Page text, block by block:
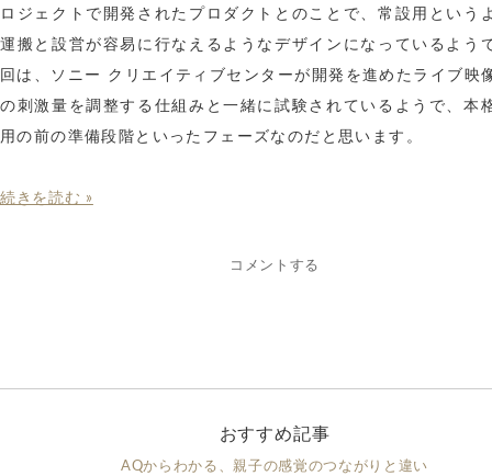
ロジェクトで開発されたプロダクトとのことで、常設用という
運搬と設営が容易に行なえるようなデザインになっているよう
回は、ソニー クリエイティブセンターが開発を進めたライブ映
の刺激量を調整する仕組みと一緒に試験されているようで、本
用の前の準備段階といったフェーズなのだと思います。
続きを読む »
コメントする
おすすめ記事
AQからわかる、親子の感覚のつながりと違い